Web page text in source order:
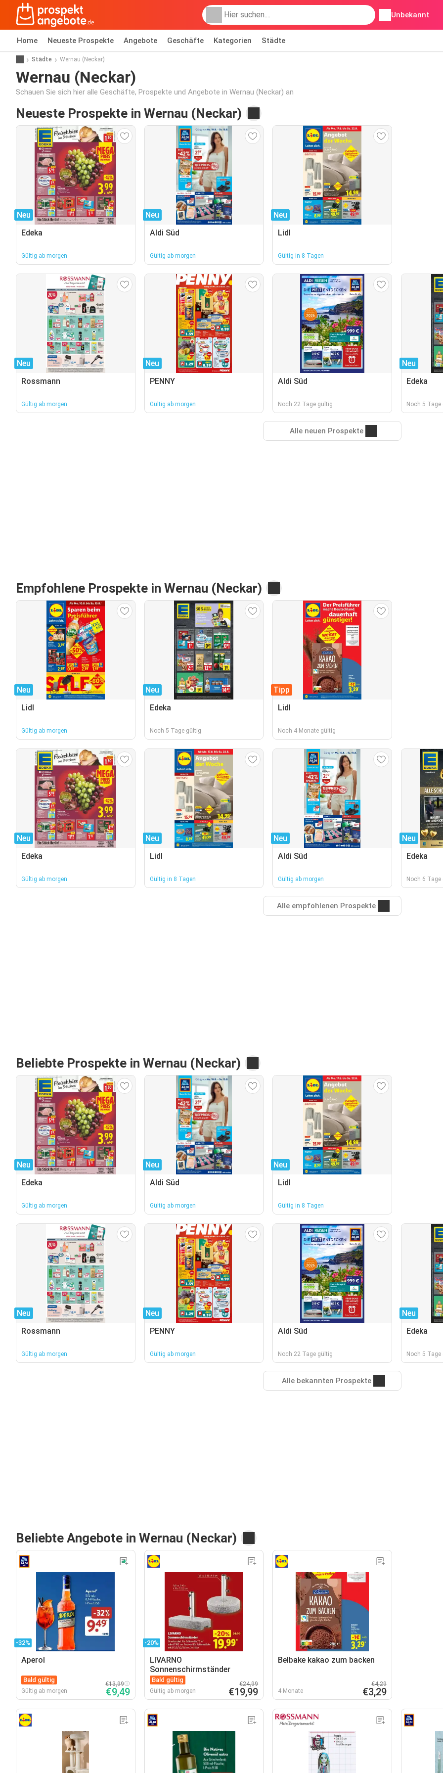
Unbekannt
Home Neueste Prospekte Angebote Geschäfte Kategorien Städte
Städte Wernau (Neckar)
Wernau (Neckar)
Schauen Sie sich hier alle Geschäfte, Prospekte und Angebote in Wernau (Neckar) an
Neueste Prospekte in Wernau (Neckar)
Neu
Edeka
Gültig ab morgen
Neu
Aldi Süd
Gültig ab morgen
Neu
Lidl
Gültig in 8 Tagen
Neu
Rossmann
Gültig ab morgen
Neu
PENNY
Gültig ab morgen
Aldi Süd
Noch 22 Tage gültig
Neu
Edeka
Noch 5
Alle neuen Prospekte
Empfohlene Prospekte in Wernau (Neckar)
Neu
Lidl
Gültig ab morgen
Neu
Edeka
Noch 5 Tage gültig
Tipp
Lidl
Noch 4 Monate gültig
Neu
Edeka
Gültig ab morgen
Neu
Lidl
Gültig in 8 Tagen
Neu
Aldi Süd
Gültig ab morgen
Neu
Edeka
Noch 6
Alle empfohlenen Prospekte
Beliebte Prospekte in Wernau (Neckar)
Neu
Edeka
Gültig ab morgen
Neu
Aldi Süd
Gültig ab morgen
Neu
Lidl
Gültig in 8 Tagen
Neu
Rossmann
Gültig ab morgen
Neu
PENNY
Gültig ab morgen
Aldi Süd
Noch 22 Tage gültig
Neu
Edeka
Noch 5
Alle bekannten Prospekte
Beliebte Angebote in Wernau (Neckar)
-32%
Aperol
Bald gültig
Gültig ab morgen
€13,99
€9,49
-20%
LIVARNO
Sonnenschirmständer
Bald gültig
Gültig ab morgen
€24,99
€19,99
Belbake kakao zum backen
4 Monate
€4,29
€3,29